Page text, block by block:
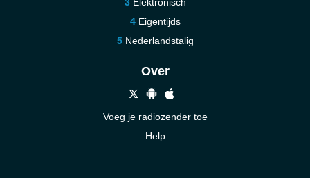
Eigentijds
Nederlandstalig
Over
Voeg je radiozender toe
Help